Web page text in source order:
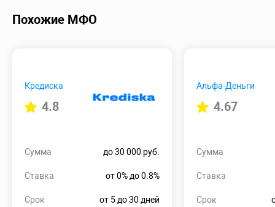
Похожие МФО
Кредиска
4.8
Сумма до 30 000 руб.
Ставка от 0% до 0.8%
Срок от 5 до 30 дней
Альфа-Деньги
4.67
Сумма
Ставка
Срок